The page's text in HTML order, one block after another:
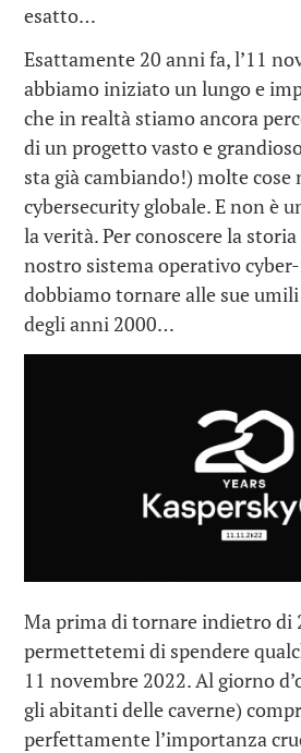
esatto…
Esattamente 20 anni fa, l’11
abbiamo iniziato un lungo e
che in realtà stiamo ancora
di un progetto vasto e
sta già cambiando!) molte cose
cybersecurity globale. E non è
la verità. Per conoscere la
nostro sistema operativo
dobbiamo tornare alle sue
degli anni 2000…
Ma prima di tornare indietro di
permettetemi di spendere
11 novembre 2022. Al giorno
gli abitanti delle caverne)
perfettamente l’importanza